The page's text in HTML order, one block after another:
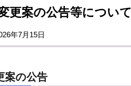
更案の公告等について
年7月15日
案の公告